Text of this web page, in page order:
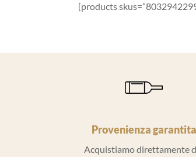
[products
Provenienza garantita
Acquistiamo direttamente